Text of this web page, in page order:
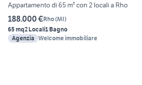
Appartamento di 65 m² con 2 locali a Rho
188.000 €Rho(MI)
65 mq2 Locali1 Bagno
Agenzia Welcome immobiliare